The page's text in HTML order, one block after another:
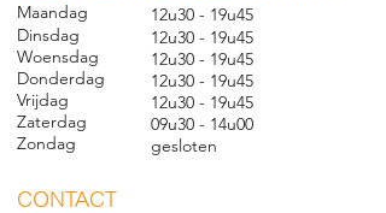
Maandag
Dinsdag
Woensdag
Donderdag
Vrijdag
Zaterdag
Zondag
12u30 - 19u45
12u30 - 19u45
12u30 - 19u45
12u30 - 19u45
12u30 - 19u45
09u30 - 14u00
gesloten
CONTACT